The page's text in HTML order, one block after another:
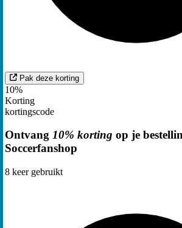
Pak deze korting
10%
Korting
kortingscode
Ontvang 10% korting op je
Soccerfanshop
8 keer gebruikt